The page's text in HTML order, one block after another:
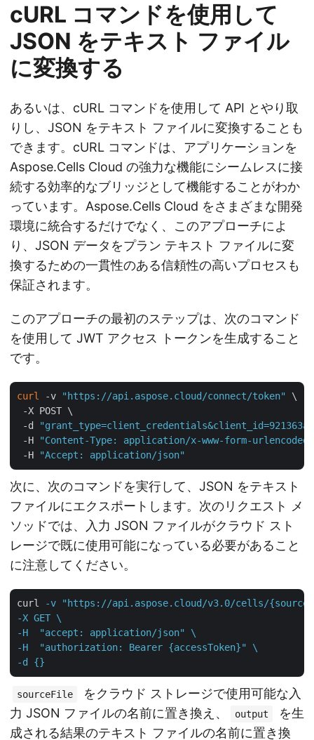
cURL コマンドを使用して
JSON をテキスト ファイル
に変換する
あるいは、cURL コマンドを使用して API とやり取
りし、JSON をテキスト ファイルに変換することも
できます。cURL コマンドは、アプリケーションを
Aspose.Cells Cloud の強力な機能にシームレスに接
続する効率的なブリッジとして機能することがわか
っています。Aspose.Cells Cloud をさまざまな開発
環境に統合するだけでなく、このアプローチによ
り、JSON データをプラン テキスト ファイルに変
換するための一貫性のある信頼性の高いプロセスも
保証されます。
このアプローチの最初のステップは、次のコマンド
を使用して JWT アクセス トークンを生成すること
です。
curl -v "https://api.aspose.cloud/connect/token"
\
-X POST \
-d
"grant_type=client_credentials&client_id=921363a8-
-H
"Content-Type: application/x-www-form-urlencoded"
-H
"Accept: application/json"
次に、次のコマンドを実行して、JSON をテキスト
ファイルにエクスポートします。次のリクエスト メ
ソッドでは、入力 JSON ファイルがクラウド スト
レージで既に使用可能になっている必要があること
に注意してください。
curl
-v "https://api.aspose.cloud/v3.0/cells/
-X GET \
-H  "accept: application/json" \
-H  "authorization: Bearer {accessToken}" \
-d {}
sourceFile
をクラウド ストレージで使用可能な入
力 JSON ファイルの名前に置き換え、
output
を生
成される結果のテキスト ファイルの名前に置き換